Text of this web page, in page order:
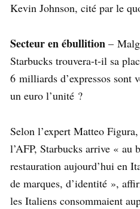
Kevin Johnson, cité par le
Secteur en ébullition –
Starbucks trouvera-t-il sa
6 milliards d’expressos sont
un euro l’unité ?
Selon l’expert Matteo
l’AFP, Starbucks arrive « au
restauration aujourd’hui en
de marques, d’identité »,
les Italiens consommaient